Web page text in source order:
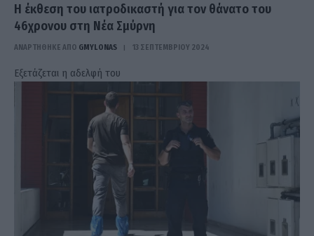
Η έκθεση του ιατροδικαστή για τον θάνατο του
46χρονου στη Νέα Σμύρνη
ΑΝΑΡΤΗΘΗΚΕ ΑΠΟ GMYLONAS 13 ΣΕΠΤΕΜΒΡΊΟΥ 2024
Εξετάζεται η αδελφή του